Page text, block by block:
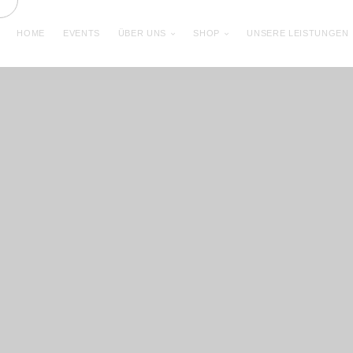
HOME EVENTS ÜBER UNS SHOP UNSERE LEISTUNGEN